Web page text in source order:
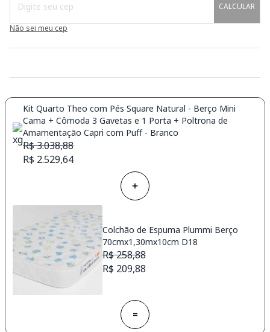
CALCULAR
Não sei meu cep
Kit Quarto Theo com Pés Square Natural - Berço Mini
Cama + Cômoda 3 Gavetas e 1 Porta + Poltrona de
Amamentação Capri com Puff - Branco
R$ 3.038,88
R$ 2.529,64
Colchão de Espuma Plummi Berço
70cmx1,30mx10cm D18
R$ 258,88
R$ 209,88
=